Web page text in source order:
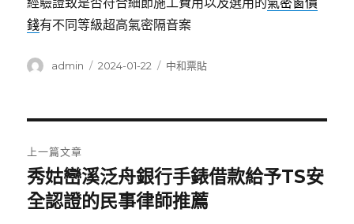
錢有不同等級超高氣密隔音案
作
admin
發
2024-01-22
分
中和票貼
章
導
上一篇文章
上
一
秀姑巒溪泛舟銀行手錶借款給予TS安
全認證的民事律師推薦